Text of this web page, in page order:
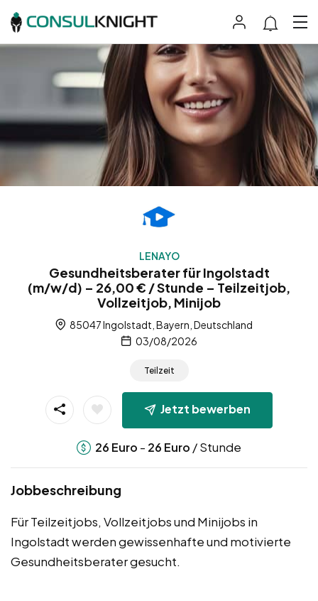
LENAYO
Gesundheitsberater für Ingolstadt
(m/w/d) – 26,00 € / Stunde – Teilzeitjob,
Vollzeitjob, Minijob
85047 Ingolstadt, Bayern, Deutschland
03/08/2026
Teilzeit
Jetzt bewerben
26 Euro - 26 Euro / Stunde
Jobbeschreibung
Für Teilzeitjobs, Vollzeitjobs und Minijobs in
Ingolstadt werden gewissenhafte und motivierte
Gesundheitsberater gesucht.